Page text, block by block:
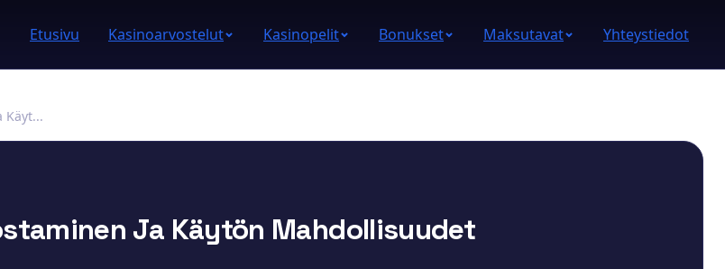
Etusivu Kasinoarvostelut Kasinopelit Bonukset Maksutavat Yhteystiedot
Käyt...
Ja Käytön Mahdollisuudet